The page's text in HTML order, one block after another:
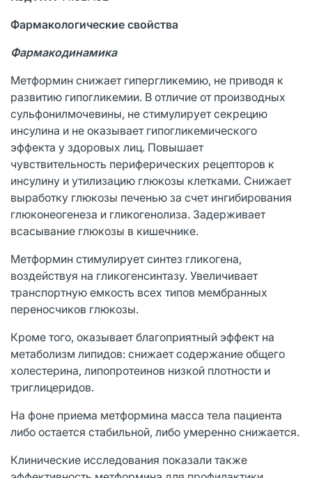
Фармакологические свойства
Фармакодинамика
Метформин снижает гипергликемию, не приводя к
развитию гипогликемии. В отличие от производных
сульфонилмочевины, не стимулирует секрецию
инсулина и не оказывает гипогликемического
эффекта у здоровых лиц. Повышает
чувствительность периферических рецепторов к
инсулину и утилизацию глюкозы клетками. Снижает
выработку глюкозы печенью за счет ингибирования
глюконеогенеза и гликогенолиза. Задерживает
всасывание глюкозы в кишечнике.
Метформин стимулирует синтез гликогена,
воздействуя на гликогенсинтазу. Увеличивает
транспортную емкость всех типов мембранных
переносчиков глюкозы.
Кроме того, оказывает благоприятный эффект на
метаболизм липидов: снижает содержание общего
холестерина, липопротеинов низкой плотности и
триглицеридов.
На фоне приема метформина масса тела пациента
либо остается стабильной, либо умеренно снижается.
Клинические исследования показали также